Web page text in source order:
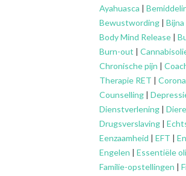
Ayahuasca |
Bewustwording |
Body Mind Release |
Burn-out |
Chronische pijn |
Therapie RET |
Counselling |
Dienstverlening |
Drugsverslaving |
Eenzaamheid | EFT |
Engelen | Essentiële
Familie-opstellingen |